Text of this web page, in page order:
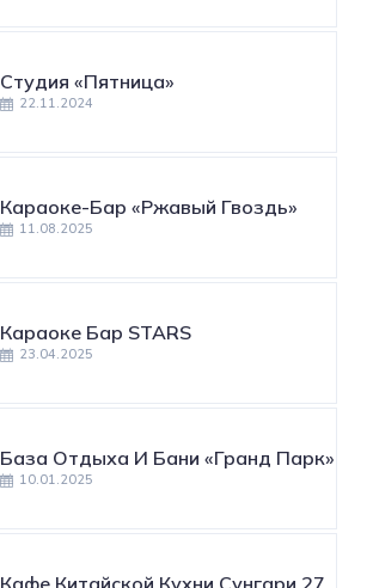
Студия «Пятница»
22.11.2024
Караоке-Бар «Ржавый Гвоздь»
11.08.2025
Караоке Бар STARS
23.04.2025
База Отдыха И Бани «Гранд Парк»
10.01.2025